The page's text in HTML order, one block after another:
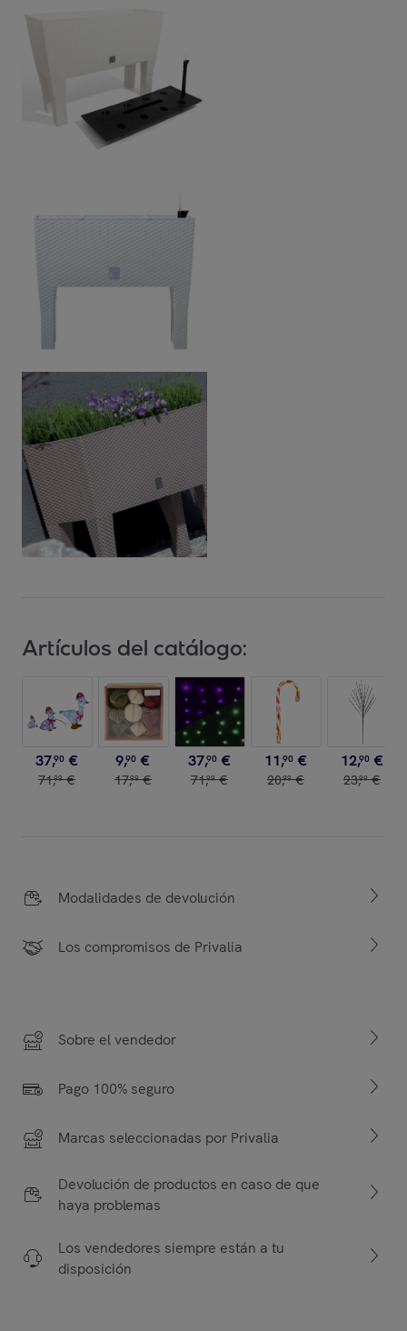
Artículos del catálogo:
37,90 €
71,99 €
9,90 €
17,99 €
37,90 €
71,99 €
11,90 €
20,99 €
12,90 €
23,99 €
Modalidades de devolución
Los compromisos de Privalia
Sobre el vendedor
Pago 100% seguro
Marcas seleccionadas por Privalia
Devolución de productos en caso de que
haya problemas
Los vendedores siempre están a tu
disposición